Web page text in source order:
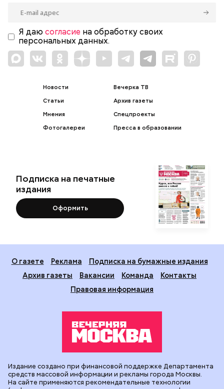
Я даю согласие на обработку своих
персональных данных.
Новости
Статьи
Мнения
Фотогалереи
Вечерка ТВ
Архив газеты
Спецпроекты
Пресса в образовании
Подписка на печатные
издания
Оформить
О газете Реклама
Подписка на бумажные издания
Архив газеты
Вакансии Команда
Контакты
Правовая информация
Издание создано при финансовой поддержке Департамента
средств массовой информации и рекламы города Москвы.
На сайте применяются рекомендательные технологии